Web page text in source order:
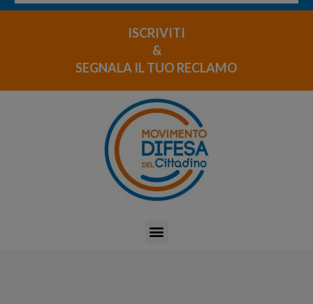
ISCRIVITI
&
SEGNALA IL TUO RECLAMO